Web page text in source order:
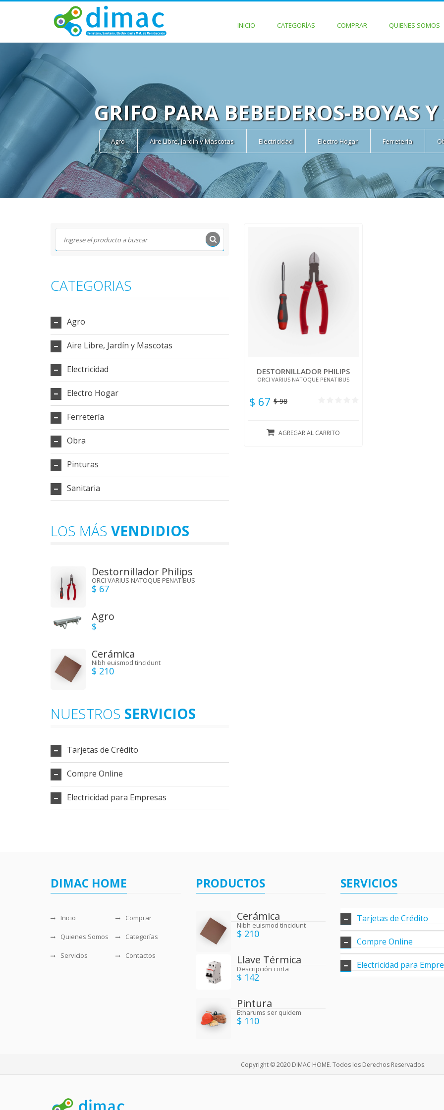
INICIO CATEGORÍAS COMPRAR QUIENES SOMOS
GRIFO PARA BEBEDEROS-BOYAS
Agro Aire Libre, Jardín y Mascotas Electricidad Electro Hogar Ferretería
CATEGORIAS
Agro
Aire Libre, Jardín y Mascotas
Electricidad
Electro Hogar
Ferretería
Obra
Pinturas
Sanitaria
LOS MÁS VENDIDIOS
Destornillador Philips
ORCI VARIUS NATOQUE PENATIBUS
$ 67
Agro
$
Cerámica
Nibh euismod tincidunt
$ 210
NUESTROS SERVICIOS
Tarjetas de Crédito
Compre Online
Electricidad para Empresas
DESTORNILLADOR PHILIPS
ORCI VARIUS NATOQUE PENATIBUS
$ 67 $ 98
AGREGAR AL CARRITO
DIMAC HOME
Inicio Comprar
Quienes Somos Categorías
Servicios Contactos
PRODUCTOS
Cerámica
Nibh euismod tincidunt
$ 210
Llave Térmica
Descripción corta
$ 142
Pintura
Etharums ser quidem
$ 110
SERVICIOS
Tarjetas de Crédito
Compre Online
Electricidad para
Copyright © 2020 DIMAC HOME. Todos los Derechos Reservados.